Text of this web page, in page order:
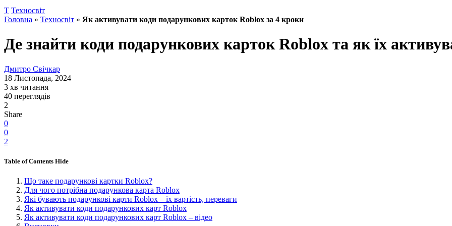
Т Техносвіт
Головна » Техносвіт » Як активувати коди подарункових карток Roblox за 4 кроки
Де знайти коди подарункових карток Roblox та як їх
Дмитро Свічкар
18 Листопада, 2024
3 хв читання
40 переглядів
2
Share
0
0
2
Table of Contents Hide
Що таке подарункові картки Roblox?
Для чого потрібна подарункова карта Roblox
Які бувають подарункові карти Roblox – їх вартість, переваги
Як активувати коди подарункових карт Roblox
Як активувати коди подарункових карт Roblox – відео